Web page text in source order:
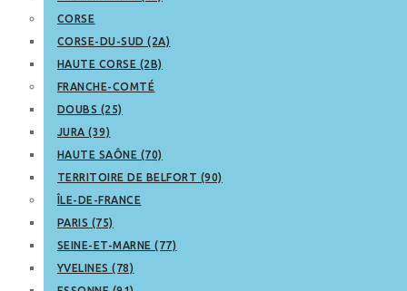
CORSE
CORSE-DU-SUD (2A)
HAUTE CORSE (2B)
FRANCHE-COMTÉ
DOUBS (25)
JURA (39)
HAUTE SAÔNE (70)
TERRITOIRE DE BELFORT (90)
ÎLE-DE-FRANCE
PARIS (75)
SEINE-ET-MARNE (77)
YVELINES (78)